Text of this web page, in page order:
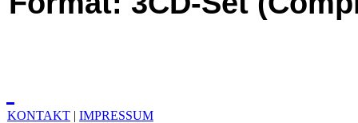
KONTAKT | IMPRESSUM